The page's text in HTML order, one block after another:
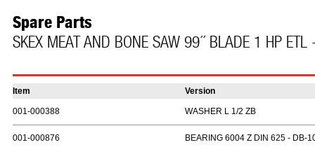
Spare Parts
SKEX MEAT AND BONE SAW 99´´ BLADE 1 HP ETL
Item Version
001-000388 WASHER L 1/2 ZB
001-000876 BEARING 6004 Z DIN 625 - DB-